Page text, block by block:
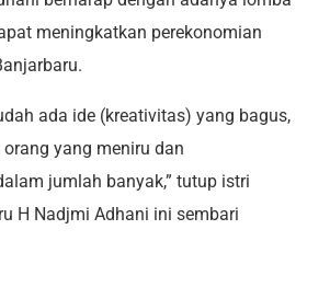
meningkatkan perekonomian
ada ide (kreativitas) yang bagus,
yang meniru dan
jumlah banyak,” tutup istri
H Nadjmi Adhani ini sembari